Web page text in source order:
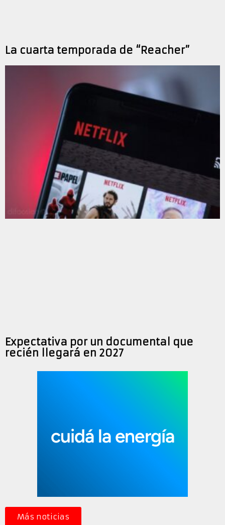
La cuarta temporada de “Reacher”
Expectativa por un documental que
recién llegará en 2027
Más noticias